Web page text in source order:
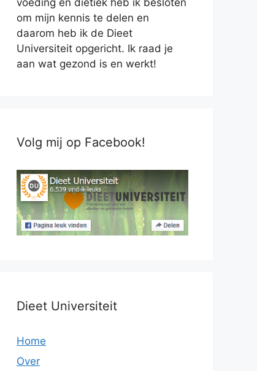
om mijn kennis te delen en
daarom heb ik de Dieet
Universiteit opgericht. Ik raad je
aan wat gezond is en werkt!
Volg mij op Facebook!
Dieet Universiteit
Home
Over